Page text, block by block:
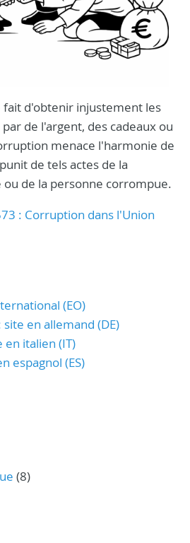
fait d'obtenir injustement les
de l'argent, des cadeaux ou
menace l'harmonie de
de tels actes de la
de la personne corrompue.
: Corruption dans l'Union
(EO)
site en allemand (DE)
en italien (IT)
espagnol (ES)
(8)